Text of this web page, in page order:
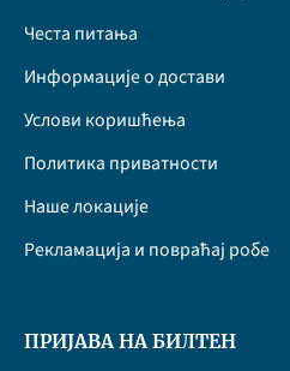
Честа питања
Информације о достави
Услови коришћења
Политика приватности
Наше локације
Рекламација и повраћај робе
ПРИЈАВА НА БИЛТЕН